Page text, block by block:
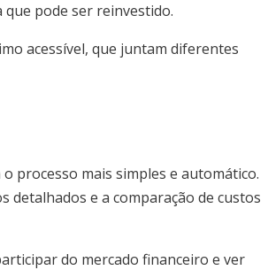
pode ser reinvestido.
acessível, que juntam diferentes
processo mais simples e automático.
detalhados e a comparação de custos
do mercado financeiro e ver